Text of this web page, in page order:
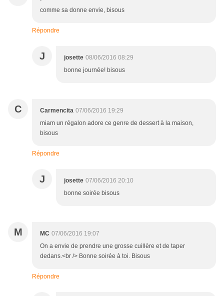
comme sa donne envie, bisous
Répondre
J josette 08/06/2016 08:29
bonne journée! bisous
C Carmencita 07/06/2016 19:29
miam un régalon adore ce genre de dessert à la maison,
bisous
Répondre
J josette 07/06/2016 20:10
bonne soirée bisous
M MC 07/06/2016 19:07
On a envie de prendre une grosse cuillère et de taper
dedans.<br /> Bonne soirée à toi. Bisous
Répondre